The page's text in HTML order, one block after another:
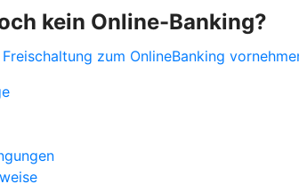
kein Online-Banking?
zum OnlineBanking